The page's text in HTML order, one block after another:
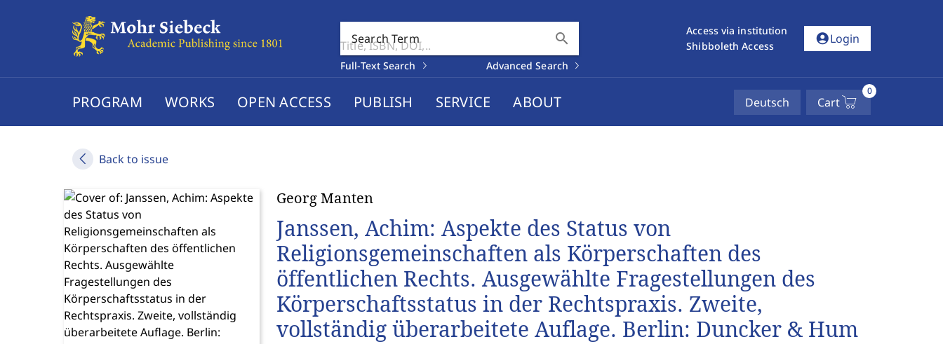
Search Term search
Full-Text Search Advanced Search
Access via institution
Shibboleth Access
account_circleLogin
PROGRAM WORKS OPEN ACCESS PUBLISH SERVICE ABOUT Deutsch Cart
0
Back to issue
Georg Manten
Janssen, Achim: Aspekte des Status von
Religionsgemeinschaften als Körperschaften des
öffentlichen Rechts. Ausgewählte Fragestellungen des
Körperschaftsstatus in der Rechtspraxis. Zweite,
vollständig überarbeitete Auflage. Berlin: Duncker & Hum